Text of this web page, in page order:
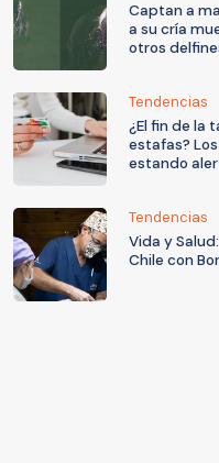
Captan a
a su cría
otros
Tendencias
¿El fin de la
estafas?
estando
Tendencias
Vida y
Chile con